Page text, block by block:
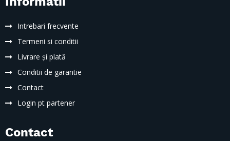
Intrebari frecvente
Termeni si conditii
Livrare și plată
Conditii de garantie
Contact
Login pt partener
Contact